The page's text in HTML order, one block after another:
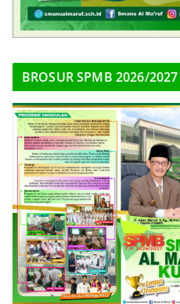
BROSUR SPMB 2026/2027